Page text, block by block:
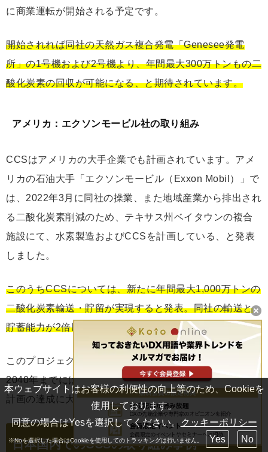
に商業運転が開始される予定です。
開始されれば同社の天然ガス複合発電「Genesee発電
所」の1号機および2号機より、年間最大300万トンもの二
酸化炭素の回収が可能になる、と期待されています。
アメリカ：エクソンモービル社の取り組み
CCSはアメリカの大手企業でも計画されています。アメ
リカの石油大手「エクソンモービル（Exxon Mobil）」で
は、2022年3月に同社の操業、また地域産業から排出され
る二酸化炭素削減のため、テキサス州ベイタウンの複合
施設にて、水素製造およびCCSを計画している、と発表
しました。
このうちCCSについては、新たに年間最大1,000万トンの
二酸化炭素輸送・貯留が実現すると発表。同社の輸送と
貯蓄能力が2倍以上に増加する見込みです。
このプロジェクトは2030年までに年間約5,000万トン、
2040年までには年間1億トンもの二酸化炭素の回収・貯蓄
計画の達成に大きく貢献できる、とされています。
日本国内でのCCSの取り組み事例
本ウェブサイトはお客様の利便性の向上等のため、Cookieを
使用しております。
同意の場合はYesを選択してください。 クッキーポリシー
※Noを選択した場合はCookieを使用してのトラッキングは行いません。 Yes No